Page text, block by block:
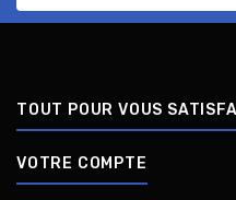
TOUT POUR VOUS
VOTRE COMPTE